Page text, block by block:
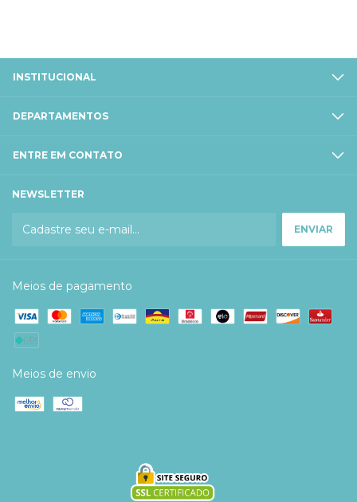
INSTITUCIONAL
DEPARTAMENTOS
ENTRE EM CONTATO
NEWSLETTER
Meios de pagamento
Meios de envio